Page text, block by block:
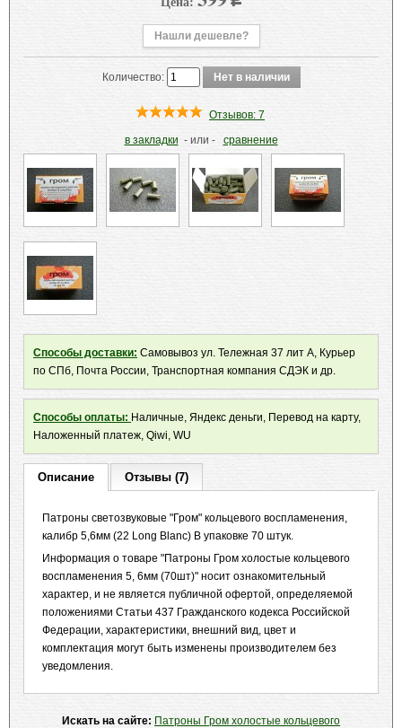
Нашли дешевле?
Количество:
Отзывов: 7
в закладки - или - сравнение
Способы доставки: Самовывоз ул. Тележная 37 лит А, Курьер
по СПб, Почта России, Транспортная компания СДЭК и др.
Способы оплаты: Наличные, Яндекс деньги, Перевод на карту,
Наложенный платеж, Qiwi, WU
Описание Отзывы (7)
Патроны светозвуковые "Гром" кольцевого воспламенения,
калибр 5,6мм (22 Long Blanc) В упаковке 70 штук.
Информация о товаре "Патроны Гром холостые кольцевого
воспламенения 5, 6мм (70шт)" носит ознакомительный
характер, и не является публичной офертой, определяемой
положениями Статьи 437 Гражданского кодекса Российской
Федерации, характеристики, внешний вид, цвет и
комплектация могут быть изменены производителем без
уведомления.
Искать на сайте: Патроны Гром холостые кольцевого